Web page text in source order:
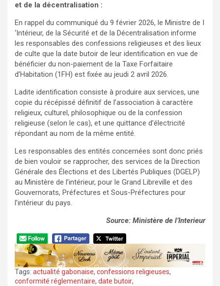
et de la décentralisation :
En rappel du communiqué du 9 février 2026, le Ministre de I
‘Intérieur, de la Sécurité et de la Décentralisation informe
les responsables des confessions religieuses et des lieux
de culte que la date butoir de leur identification en vue de
bénéficier du non-paiement de la Taxe Forfaitaire
d’Habitation (1FH) est fixée au jeudi 2 avril 2026.
Ladite identification consiste à produire aux services, une
copie du récépissé définitif de l’association à caractère
religieux, culturel, philosophique ou de la confession
religieuse (selon le cas), et une quittance d’électricité
répondant au nom de la même entité.
Les responsables des entités concernées sont donc priés
de bien vouloir se rapprocher, des services de la Direction
Générale des Élections et des Libertés Publiques (DGELP)
au Ministère de l’intérieur, pour le Grand Libreville et des
Gouvernorats, Préfectures et Sous-Préfectures pour
l’intérieur du pays.
Source: Ministère de l’Interieur
Tags: actualité gabonaise, confessions religieuses,
conformité réglementaire, date butoir,